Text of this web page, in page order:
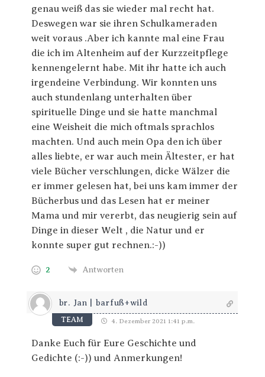
genau weiß das sie wieder mal recht hat.
Deswegen war sie ihren Schulkameraden
weit voraus .Aber ich kannte mal eine Frau
die ich im Altenheim auf der Kurzzeitpflege
kennengelernt habe. Mit ihr hatte ich auch
irgendeine Verbindung. Wir konnten uns
auch stundenlang unterhalten über
spirituelle Dinge und sie hatte manchmal
eine Weisheit die mich oftmals sprachlos
machten. Und auch mein Opa den ich über
alles liebte, er war auch mein Ältester, er hat
viele Bücher verschlungen, dicke Wälzer die
er immer gelesen hat, bei uns kam immer der
Bücherbus und das Lesen hat er meiner
Mama und mir vererbt, das neugierig sein auf
Dinge in dieser Welt , die Natur und er
konnte super gut rechnen.:-))
2 Antworten
br. Jan | barfuß+wild
TEAM
4. Dezember 2021 1:41 p.m.
Danke Euch für Eure Geschichte und
Gedichte (:-)) und Anmerkungen!